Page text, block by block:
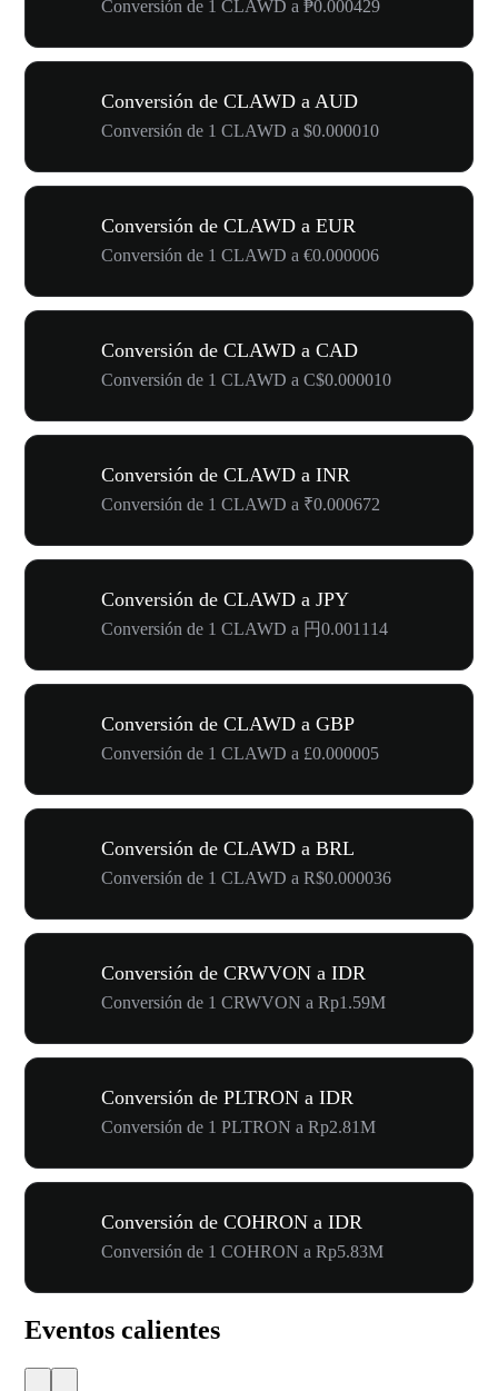
Conversión de 1 CLAWD a ₱0.000429
Conversión de CLAWD a AUD
Conversión de 1 CLAWD a $0.000010
Conversión de CLAWD a EUR
Conversión de 1 CLAWD a €0.000006
Conversión de CLAWD a CAD
Conversión de 1 CLAWD a C$0.000010
Conversión de CLAWD a INR
Conversión de 1 CLAWD a ₹0.000672
Conversión de CLAWD a JPY
Conversión de 1 CLAWD a 円0.001114
Conversión de CLAWD a GBP
Conversión de 1 CLAWD a £0.000005
Conversión de CLAWD a BRL
Conversión de 1 CLAWD a R$0.000036
Conversión de CRWVON a IDR
Conversión de 1 CRWVON a Rp1.59M
Conversión de PLTRON a IDR
Conversión de 1 PLTRON a Rp2.81M
Conversión de COHRON a IDR
Conversión de 1 COHRON a Rp5.83M
Eventos calientes